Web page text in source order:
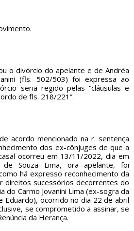
o divórcio do apelante e de Andréa
(fls. 502/503) foi expressa ao
seria regido pelas “cláusulas e
de fls. 218/221”.
acordo mencionado na r. sentença
dos ex-cônjuges de que a
ocorreu em 13/11/2022, dia em
de Souza Lima, ora apelante, foi
há expresso reconhecimento da
direitos sucessórios decorrentes do
do Carmo Jovanini Lima (ex-sogra da
Eduardo), ocorrido no dia 22 de abril
se comprometido a assinar, se
da Herança.